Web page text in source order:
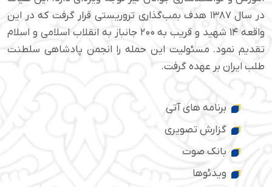
در سال ۱۳۸۷ هدف بمب‌گذاری تروریستی قرار گرفت که در این
واقعه ۱۴ شهید و قریب به ۲۰۰ جانباز به انقلاب اسلامی و اسلام
تقدیم نمود. مسئولیت این حمله را انجمن پادشاهی سلطنت
طلب ایران بر عهده گرفت.
برنامه های آتی
گزارش تصویری
بانک صوت
ویدئوها